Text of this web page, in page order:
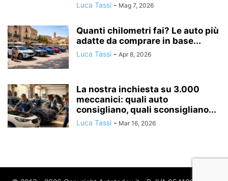
Luca Tassi - Mag 7, 2026
Quanti chilometri fai? Le auto più
adatte da comprare in base...
Luca Tassi - Apr 8, 2026
La nostra inchiesta su 3.000
meccanici: quali auto
consigliano, quali sconsigliano...
Luca Tassi - Mar 16, 2026